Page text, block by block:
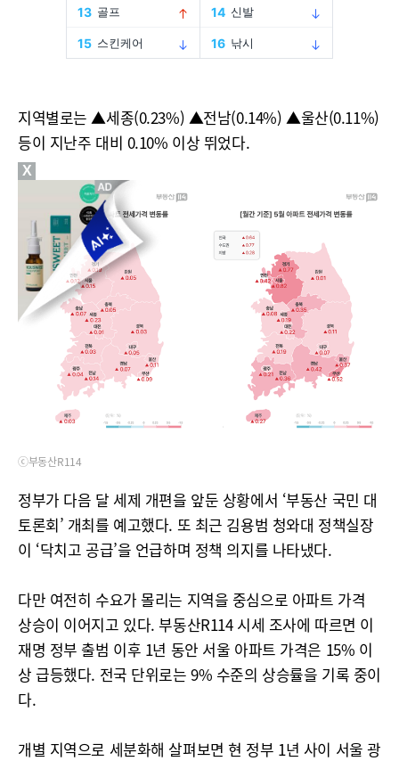
지역별로는 ▲세종(0.23%) ▲전남(0.14%) ▲울산(0.11%)
등이 지난주 대비 0.10% 이상 뛰었다.
ⓒ부동산R114
정부가 다음 달 세제 개편을 앞둔 상황에서 ‘부동산 국민 대
토론회’ 개최를 예고했다. 또 최근 김용범 청와대 정책실장
이 ‘닥치고 공급’을 언급하며 정책 의지를 나타냈다.
다만 여전히 수요가 몰리는 지역을 중심으로 아파트 가격
상승이 이어지고 있다. 부동산R114 시세 조사에 따르면 이
재명 정부 출범 이후 1년 동안 서울 아파트 가격은 15% 이
상 급등했다. 전국 단위로는 9% 수준의 상승률을 기록 중이
다.
개별 지역으로 세분화해 살펴보면 현 정부 1년 사이 서울 광
X